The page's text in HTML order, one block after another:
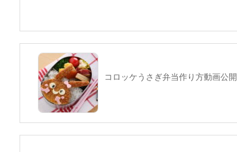
k
コロッケうさぎ弁当作り方動画公開